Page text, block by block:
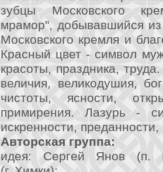
зубцы Московского
мрамор", добывавшийся из
Московского кремля и
Красный цвет - символ
красоты, праздника,
величия, великодушия,
чистоты, ясности,
примирения. Лазурь -
искренности,
Авторская группа:
идея: Сергей Янов (п.